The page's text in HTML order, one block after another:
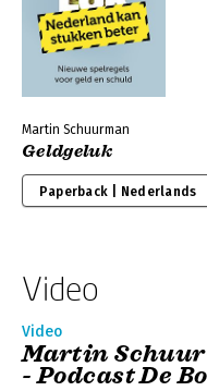
Martin Schuurman
Geldgeluk
Paperback | Nederlands
Video
Video
Martin
- Podcast De